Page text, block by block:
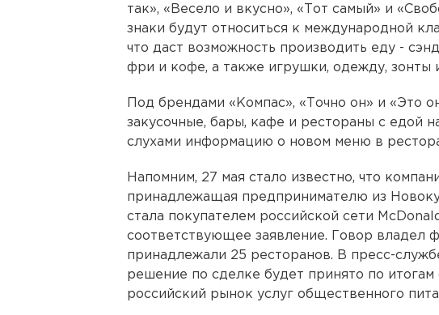
так», «Весело и вкусно», «Тот самый» и
знаки будут относиться к международной
что даст возможность производить еду -
фри и кофе, а также игрушки, одежду, зонты
Под брендами «Компас», «Точно он» и «Это
закусочные, бары, кафе и рестораны с едой
слухами информацию о новом меню в
Напомним, 27 мая стало известно, что
принадлежащая предпринимателю из
стала покупателем российской сети
соответствующее заявление. Говор владел
принадлежали 25 ресторанов. В пресс-
решение по сделке будет принято по
российский рынок услуг общественного